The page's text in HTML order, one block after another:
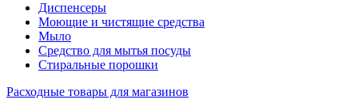
Диспенсеры
Моющие и чистящие средства
Мыло
Средство для мытья посуды
Стиральные порошки
Расходные товары для магазинов